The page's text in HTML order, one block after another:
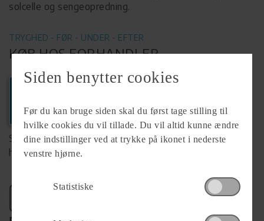
solcelle og sengeopredning.
TRYGHED - FØR - UNDER - EFTER
KØB HOS FORHANDLER
+45 62217007
Se komplet info på forhandlerens
hjemmeside
Siden benytter cookies
Før du kan bruge siden skal du først tage stilling til
hvilke cookies du vil tillade. Du vil altid kunne ændre
dine indstillinger ved at trykke på ikonet i nederste
venstre hjørne.
Statistiske